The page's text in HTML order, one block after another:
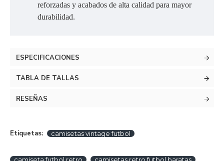
reforzadas y acabados de alta calidad para mayor
durabilidad.
ESPECIFICACIONES
TABLA DE TALLAS
RESEÑAS
Etiquetas: camisetas vintage futbol